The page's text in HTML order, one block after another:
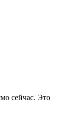
сейчас. Это